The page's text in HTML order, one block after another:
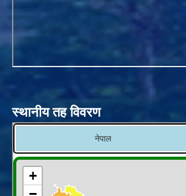
स्थानीय तह विवरण